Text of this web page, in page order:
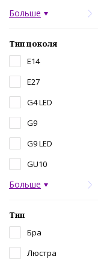
Больше
Тип цоколя
E14
E27
G4 LED
G9
G9 LED
GU10
Больше
Тип
Бра
Люстра